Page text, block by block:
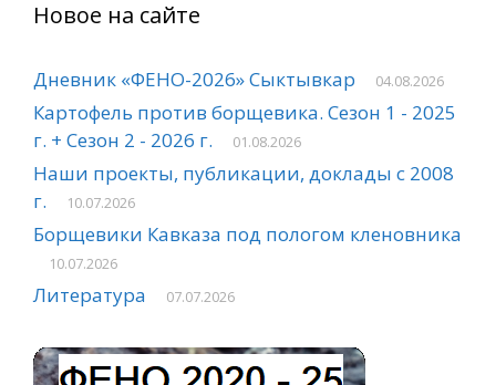
Новое на сайте
Дневник «ФЕНО-2026» Сыктывкар 04.08.2026
Картофель против борщевика. Сезон 1 - 2025
г. + Сезон 2 - 2026 г.
01.08.2026
Наши проекты, публикации, доклады с 2008
г.
10.07.2026
Борщевики Кавказа под пологом кленовника
10.07.2026
Литература 07.07.2026